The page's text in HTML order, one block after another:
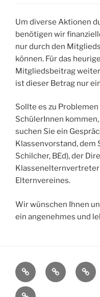
Um diverse Aktionen
benötigen wir
nur durch den
können. Für das
Mitgliedsbeitrag weiter
ist dieser Betrag nur
Sollte es zu
SchülerInnen
suchen Sie ein
Klassenvorstand, dem
Schilcher, BEd), der
Klassenelternvertreter
Elternvereines.
Wir wünschen Ihnen
ein angenehmes und
StartseiteAktivitäten
Impressum